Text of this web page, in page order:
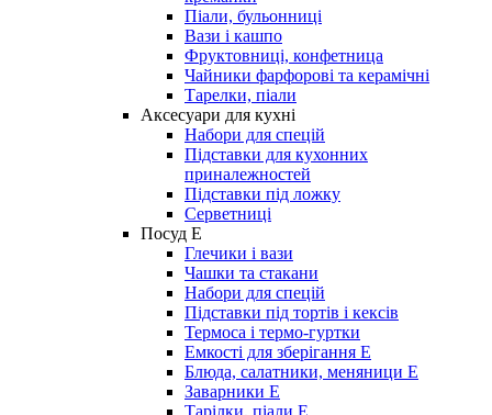
Піали, бульонниці
Вази і кашпо
Фруктовниці, конфетница
Чайники фарфорові та керамічні
Тарелки, піали
Аксесуари для кухні
Набори для спецій
Підставки для кухонних
приналежностей
Підставки під ложку
Серветниці
Посуд Е
Глечики і вази
Чашки та стакани
Набори для спецій
Підставки під тортів і кексів
Термоса і термо-гуртки
Емкості для зберігання E
Блюда, салатники, меняници Е
Заварники Е
Тарілки, піали Е